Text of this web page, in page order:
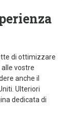
di ottimizzare
vostre
anche il
Ulteriori
dedicata di